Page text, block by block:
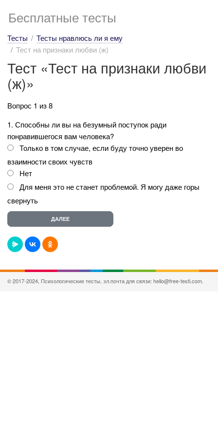
Бесплатные тесты
Тесты
Тесты нравлюсь ли я ему
Тест на признаки любви (ж)
Тест «Тест на признаки любви
(ж)»
Вопрос 1 из 8
1. Способны ли вы на безумный поступок ради
понравившегося вам человека?
Только в том случае, если буду точно уверен во
взаимности своих чувств
Нет
Для меня это не станет проблемой. Я могу даже горы
свернуть
© 2017-2024, Психологические тесты, эл.почта для связи: hello@free-testi.com.